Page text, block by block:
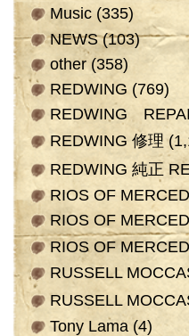
Music(335)
NEWS(103)
other(358)
REDWING (769)
REDWING
REDWING 修理
REDWING 純正
RIOS OF
RIOS OF
RIOS OF
RUSSELL
RUSSELL
Tony Lama(4)